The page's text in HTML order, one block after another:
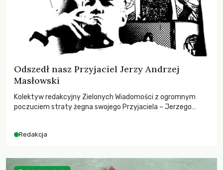
Odszedł nasz Przyjaciel Jerzy Andrzej
Masłowski
Kolektyw redakcyjny Zielonych Wiadomości z ogromnym
poczuciem straty żegna swojego Przyjaciela – Jerzego
Redakcja